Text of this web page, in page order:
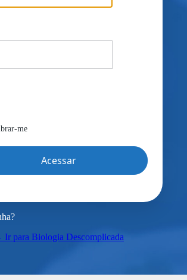
me
Ir para Biologia Descomplicada